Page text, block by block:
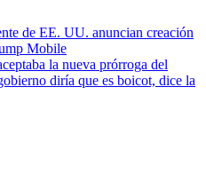
de EE. UU. anuncian creación
Mobile
la nueva prórroga del
diría que es boicot, dice la